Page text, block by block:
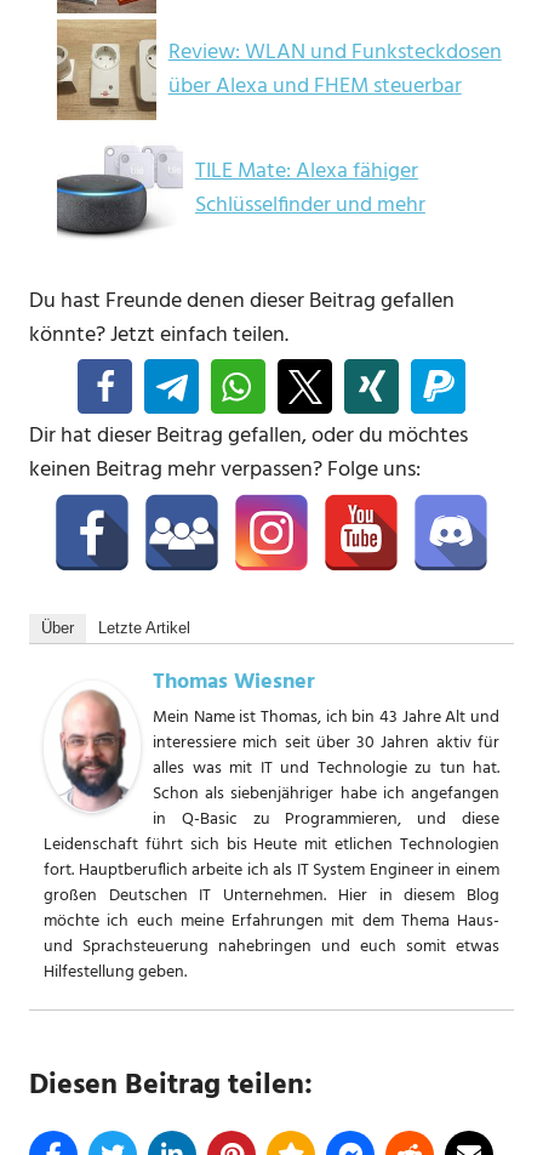
Review: WLAN und Funksteckdosen
über Alexa und FHEM steuerbar
TILE Mate: Alexa fähiger
Schlüsselfinder und mehr
Du hast Freunde denen dieser Beitrag gefallen
könnte? Jetzt einfach teilen.
Dir hat dieser Beitrag gefallen, oder du möchtes
keinen Beitrag mehr verpassen? Folge uns:
Über Letzte Artikel
Thomas Wiesner
Mein Name ist Thomas, ich bin 43 Jahre Alt und
interessiere mich seit über 30 Jahren aktiv für
alles was mit IT und Technologie zu tun hat.
Schon als siebenjähriger habe ich angefangen
in Q-Basic zu Programmieren, und diese
Leidenschaft führt sich bis Heute mit etlichen Technologien
fort. Hauptberuflich arbeite ich als IT System Engineer in einem
großen Deutschen IT Unternehmen. Hier in diesem Blog
möchte ich euch meine Erfahrungen mit dem Thema Haus-
und Sprachsteuerung nahebringen und euch somit etwas
Hilfestellung geben.
Diesen Beitrag teilen: